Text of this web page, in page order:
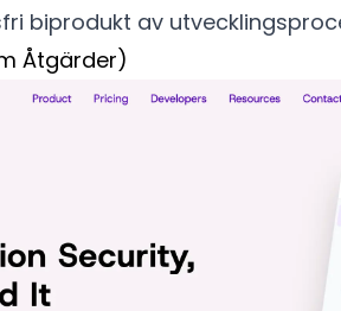
biprodukt av
Åtgärder)